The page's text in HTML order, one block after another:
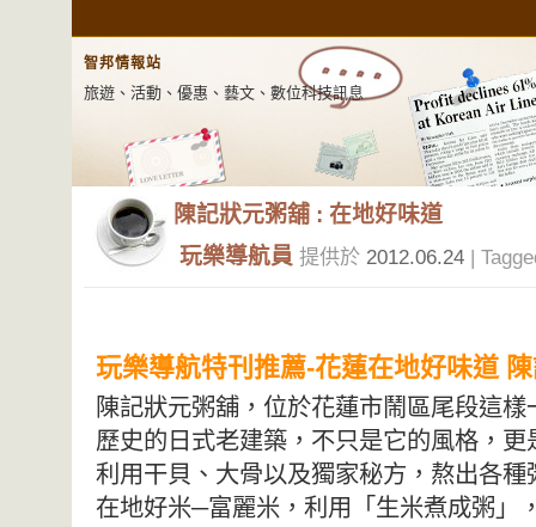
智邦情報站
旅遊、活動、優惠、藝文、數位科技訊息
陳記狀元粥舖 : 在地好味道
玩樂導航員 提供於 2012.06.24 |
玩樂導航特刊推薦-花蓮在地好味道
陳記狀元粥舖，位於花蓮市鬧區尾段這樣
歷史的日式老建築， 不只是它的風格，
利用干貝、大骨以及獨家秘方，熬出各種
在地好米─富麗米，利用「生米煮成粥」